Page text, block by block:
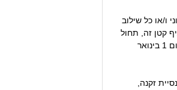
ו/או כל שילוב
של עובד כאמור בסעיף קטן זה, תחול
חובת העברת רכיב "פיצויי הפיטורים", בהתאם לשיעורים, למועדים ולשכר המפורטים בסעיף 6 להלן וכן יחולו הוראות סעיף 5 לצו זה. לגבי עובד שביום 1 בינואר
זקנה,